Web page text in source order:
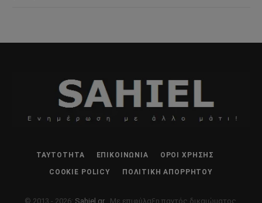
ΤΑΥΤΌΤΗΤΑ ΕΠΙΚΟΙΝΩΝΊΑ ΌΡΟΙ ΧΡΉΣΗΣ
COOKIE POLICY ΠΟΛΙΤΙΚΉ ΑΠΟΡΡΉΤΟΥ
© 2013 - 2026: Sahiel.gr . Με επιφύλαξη παντός δικαιώματος.